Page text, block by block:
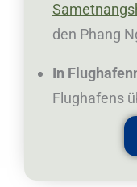
den Phang
In
Flughafens